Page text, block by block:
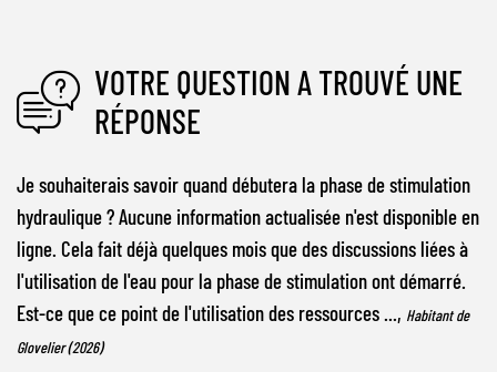
VOTRE QUESTION A TROUVÉ UNE
RÉPONSE
Je souhaiterais savoir quand débutera la phase de stimulation
hydraulique ? Aucune information actualisée n'est disponible en
ligne. Cela fait déjà quelques mois que des discussions liées à
l'utilisation de l'eau pour la phase de stimulation ont démarré.
Est-ce que ce point de l'utilisation des ressources ..., Habitant de
Glovelier (2026)